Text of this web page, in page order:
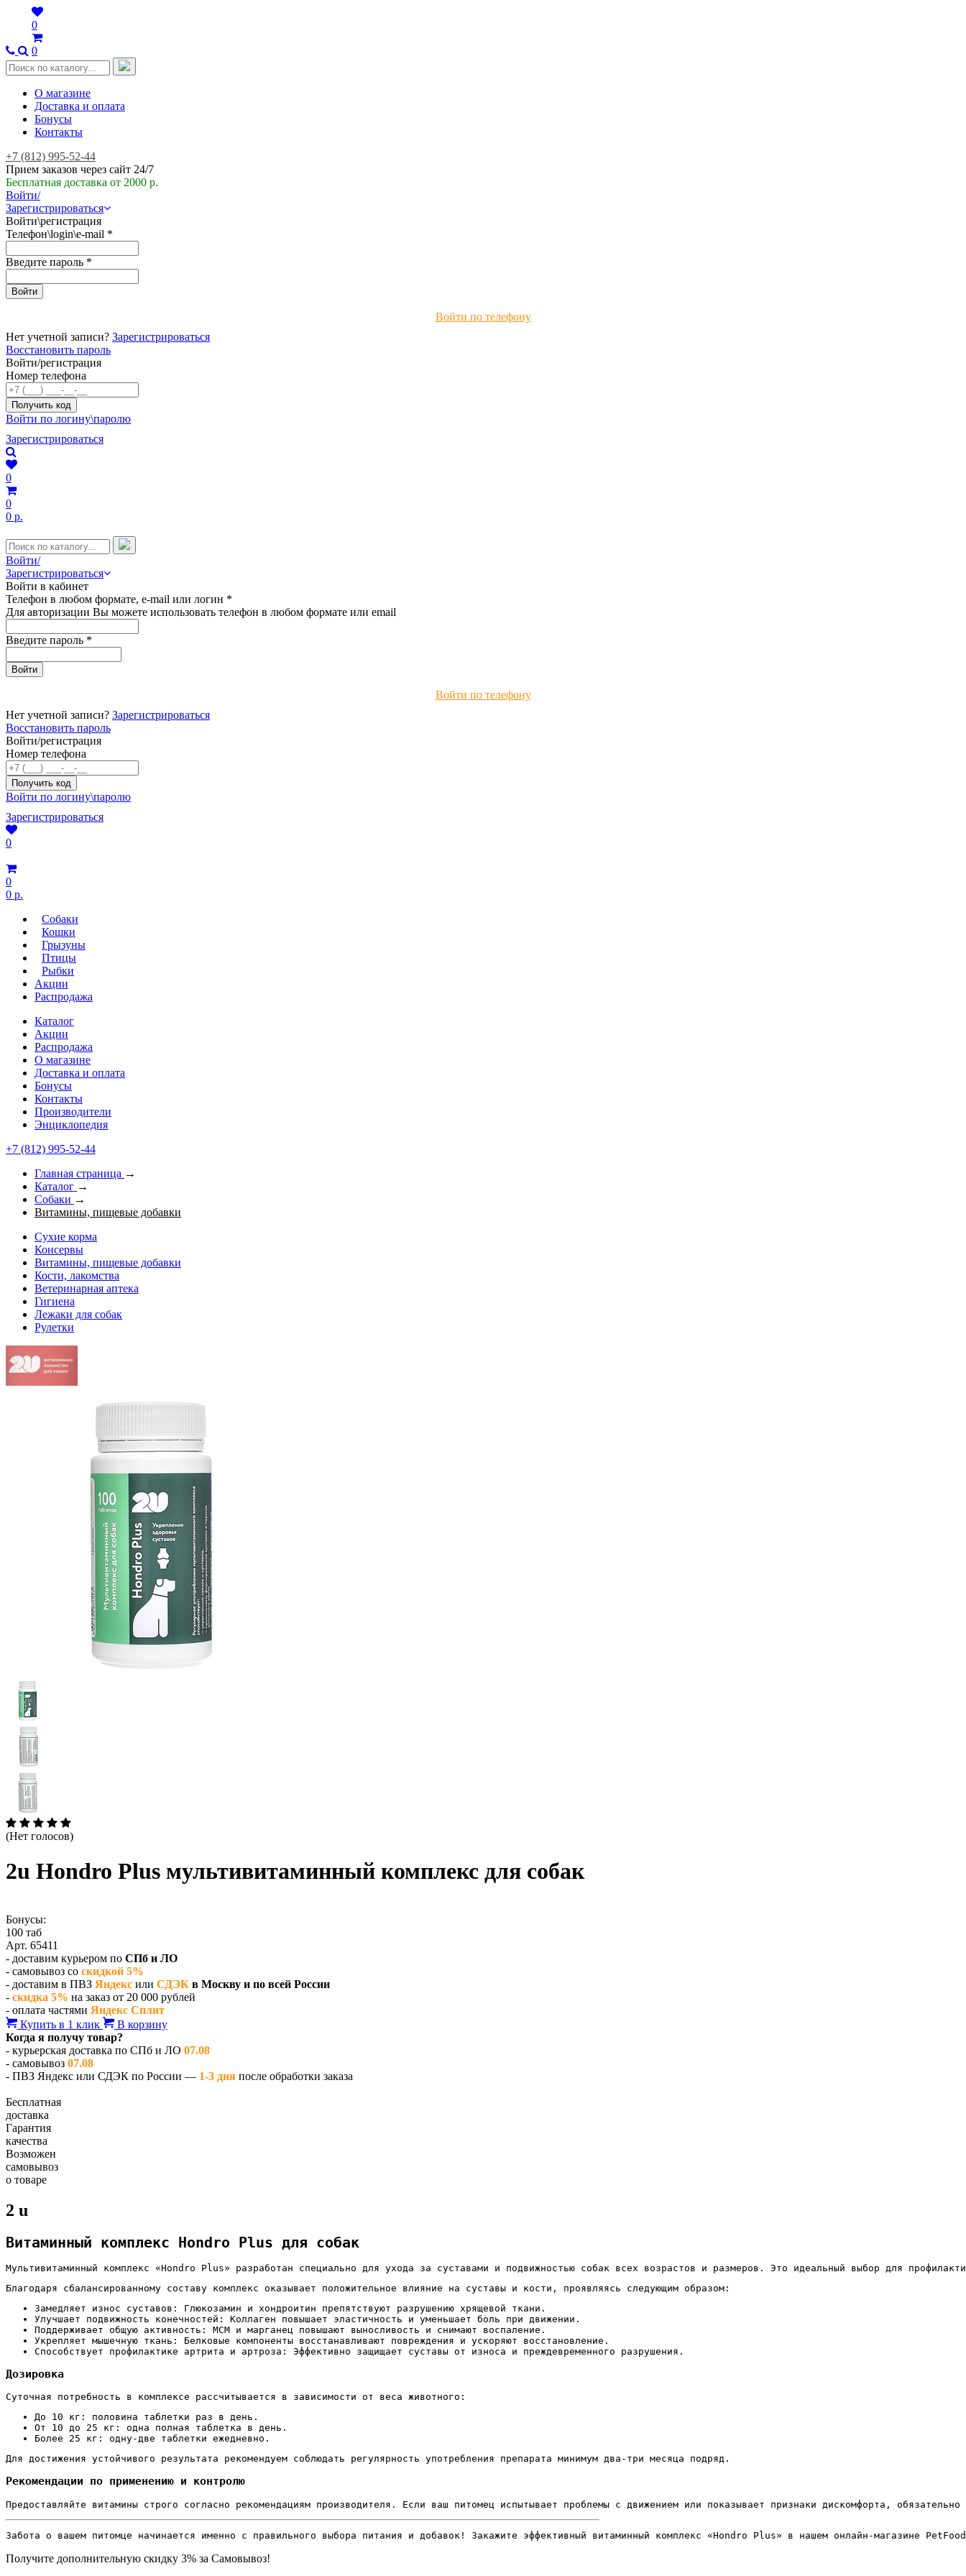
0
0
О магазине
Доставка и оплата
Бонусы
Контакты
+7 (812) 995-52-44
Прием заказов через сайт 24/7
Бесплатная доставка от 2000 р.
Войти/
Зарегистрироваться
Войти\регистрация
Телефон\login\e-mail *
Введите пароль *
Войти по телефону
Нет учетной записи? Зарегистрироваться
Восстановить пароль
Войти/регистрация
Номер телефона
Войти по логину\паролю
Зарегистрироваться
0
0
0 р.
Войти/
Зарегистрироваться
Войти в кабинет
Телефон в любом формате, e-mail или логин *
Для авторизации Вы можете использовать телефон в любом формате или email
Введите пароль *
Войти по телефону
Нет учетной записи? Зарегистрироваться
Восстановить пароль
Войти/регистрация
Номер телефона
Войти по логину\паролю
Зарегистрироваться
0
0
0 р.
Собаки
Кошки
Грызуны
Птицы
Рыбки
Акции
Распродажа
Каталог
Акции
Распродажа
О магазине
Доставка и оплата
Бонусы
Контакты
Производители
Энциклопедия
+7 (812) 995-52-44
Главная страница →
Каталог →
Собаки →
Витамины, пищевые добавки
Сухие корма
Консервы
Витамины, пищевые добавки
Кости, лакомства
Ветеринарная аптека
Гигиена
Лежаки для собак
Рулетки
(Нет голосов)
2u Hondro Plus мультивитаминный комплекс для собак
Бонусы:
100 таб
Арт. 65411
- доставим курьером по СПб и ЛО
- самовывоз со скидкой 5%
- доставим в ПВЗ Яндекс или СДЭК в Москву и по всей России
- скидка 5% на заказ от 20 000 рублей
- оплата частями Яндекс Сплит
Купить в 1 клик
В корзину
Когда я получу товар?
- курьерская доставка по СПб и ЛО 07.08
- самовывоз 07.08
- ПВЗ Яндекс или СДЭК по России — 1-3 дня после обработки заказа
Бесплатная
доставка
Гарантия
качества
Возможен
самовывоз
о товаре
2 u
Витаминный комплекс Hondro Plus для собак
Мультивитаминный комплекс «Hondro Plus» разработан специально для ухода за суставами и подвижностью собак всех возрастов и размеров. Это идеальный выбор для
Благодаря сбалансированному составу комплекс оказывает положительное влияние на суставы и кости, проявляясь следующим образом:
Замедляет износ суставов: Глюкозамин и хондроитин препятствуют разрушению хрящевой ткани.
Улучшает подвижность конечностей: Коллаген повышает эластичность и уменьшает боль при движении.
Поддерживает общую активность: МСМ и марганец повышают выносливость и снимают воспаление.
Укрепляет мышечную ткань: Белковые компоненты восстанавливают повреждения и ускоряют восстановление.
Способствует профилактике артрита и артроза: Эффективно защищает суставы от износа и преждевременного разрушения.
Дозировка
Суточная потребность в комплексе рассчитывается в зависимости от веса животного:
До 10 кг: половина таблетки раз в день.
От 10 до 25 кг: одна полная таблетка в день.
Более 25 кг: одну-две таблетки ежедневно.
Для достижения устойчивого результата рекомендуем соблюдать регулярность употребления препарата минимум два-три месяца подряд.
Рекомендации по применению и контролю
Предоставляйте витамины строго согласно рекомендациям производителя. Если ваш питомец испытывает проблемы с движением или показывает признаки дискомфорта,
Забота о вашем питомце начинается именно с правильного выбора питания и добавок! Закажите эффективный витаминный комплекс «Hondro Plus» в нашем онлайн-магазине
Получите дополнительную скидку 3% за Самовывоз!